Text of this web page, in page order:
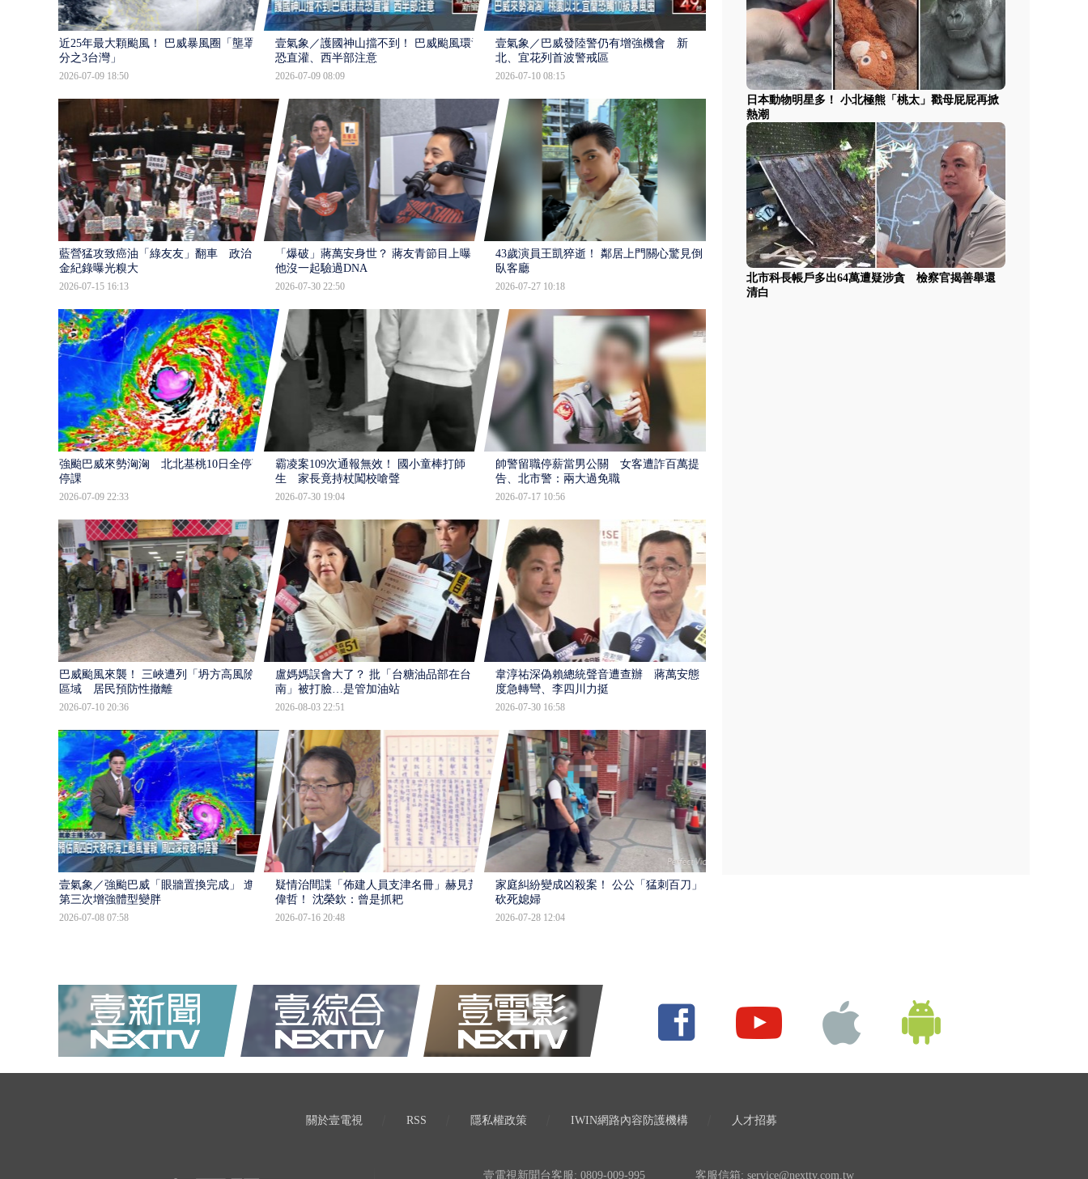
近25年最大顆颱風！ 巴威暴風圈「壟罩4
分之3台灣」
2026-07-09 18:50
壹氣象／護國神山擋不到！ 巴威颱風環流
恐直灌、西半部注意
2026-07-09 08:09
壹氣象／巴威發陸警仍有增強機會 新
北、宜花列首波警戒區
2026-07-10 08:15
藍營猛攻致癌油「綠友友」翻車 政治獻
金紀錄曝光糗大
2026-07-15 16:13
「爆破」蔣萬安身世？ 蔣友青節目上曝：
他沒一起驗過DNA
2026-07-30 22:50
43歲演員王凱猝逝！ 鄰居上門關心驚見倒
臥客廳
2026-07-27 10:18
強颱巴威來勢洶洶 北北基桃10日全停班
停課
2026-07-09 22:33
霸凌案109次通報無效！ 國小童棒打師
生 家長竟持杖闖校嗆聲
2026-07-30 19:04
帥警留職停薪當男公關 女客遭詐百萬提
告、北市警：兩大過免職
2026-07-17 10:56
巴威颱風來襲！ 三峽遭列「坍方高風險」
區域 居民預防性撤離
2026-07-10 20:36
盧媽媽誤會大了？ 批「台糖油品部在台
南」被打臉…是管加油站
2026-08-03 22:51
韋淳祐深偽賴總統聲音遭查辦 蔣萬安態
度急轉彎、李四川力挺
2026-07-30 16:58
壹氣象／強颱巴威「眼牆置換完成」 進入
第三次增強體型變胖
2026-07-08 07:58
疑情治間諜「佈建人員支津名冊」赫見黃
偉哲！ 沈榮欽：曾是抓耙
2026-07-16 20:48
家庭糾紛變成凶殺案！ 公公「猛刺百刀」
砍死媳婦
2026-07-28 12:04
日本動物明星多！ 小北極熊「桃太」戳母屁屁再掀
熱潮
北市科長帳戶多出64萬遭疑涉貪 檢察官揭善舉還
清白
關於壹電視 RSS 隱私權政策 IWIN網路內容防護機構 人才招募
壹電視新聞台客服: 0809-009-995 客服信箱: service@nexttv.com.tw